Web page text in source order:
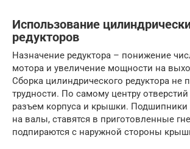
Использование
редукторов
Назначение редуктора – понижение
мотора и увеличение мощности на
Сборка цилиндрического редуктора не
трудности. По самому центру
разъем корпуса и крышки. Подшипники
на валы, ставятся в приготовленные
подпираются с наружной стороны